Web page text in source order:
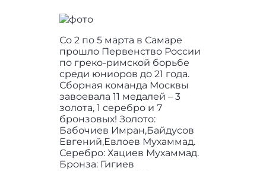
Со 2 по 5 марта в Самаре
прошло Первенство России
по греко-римской борьбе
среди юниоров до 21 года.
Сборная команда Москвы
завоевала 11 медалей – 3
золота, 1 серебро и 7
бронзовых! Золото:
Бабочиев Имран,Байдусов
Евгений,Евлоев Мухаммад.
Серебро: Хациев Мухаммад.
Бронза: Гигиев